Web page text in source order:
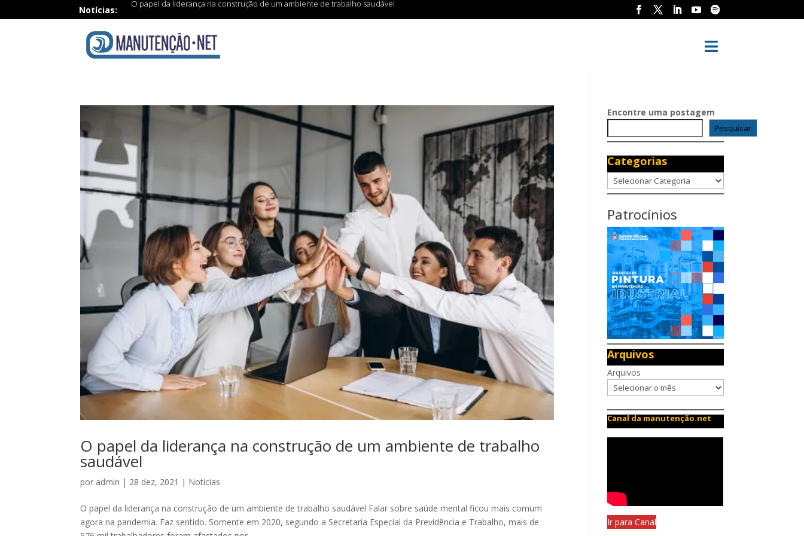
Notícias:
O papel da liderança na construção de um ambiente de trabalho saudável

O papel da liderança na construção de um ambiente de trabalho
saudável
por admin | 28 dez, 2021 | Notícias
O papel da liderança na construção de um ambiente de trabalho saudável Falar sobre saúde mental ficou mais comum
agora na pandemia. Faz sentido. Somente em 2020, segundo a Secretaria Especial da Previdência e Trabalho, mais de
Encontre uma postagem
Pesquisar
Categorias
Categorias
Patrocínios
Arquivos
Arquivos
Canal da manutenção.net
Ir para Canal